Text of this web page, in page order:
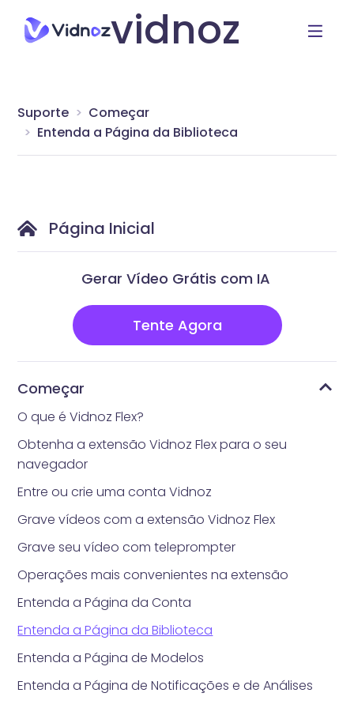
vidnoz
Suporte
Começar
Entenda a Página da Biblioteca
Página Inicial
Gerar Vídeo Grátis com IA
Tente Agora
Começar
O que é Vidnoz Flex?
Obtenha a extensão Vidnoz Flex para o seu
navegador
Entre ou crie uma conta Vidnoz
Grave vídeos com a extensão Vidnoz Flex
Grave seu vídeo com teleprompter
Operações mais convenientes na extensão
Entenda a Página da Conta
Entenda a Página da Biblioteca
Entenda a Página de Modelos
Entenda a Página de Notificações e de Análises